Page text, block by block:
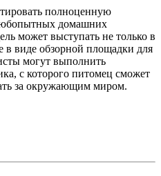
полноценную
домашних
может выступать не только в
в виде обзорной площадки для
могут выполнить
с которого питомец сможет
за окружающим миром.